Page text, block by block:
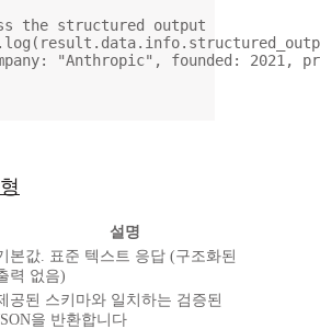
the structured output
log
"Anthropic", founded: 2021,
설명
본값. 표준 텍스트 응답 (구조화된
력 없음)
공된 스키마와 일치하는 검증된
을 반환합니다